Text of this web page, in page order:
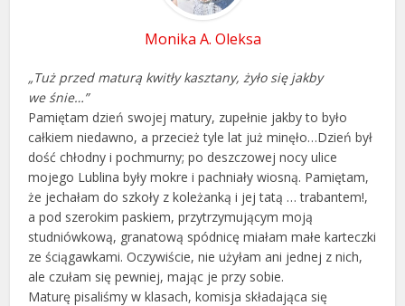
Monika A. Oleksa
„Tuż przed maturą kwitły kasztany, żyło się jakby
we śnie…”
Pamiętam dzień swojej matury, zupełnie jakby to było
całkiem niedawno, a przecież tyle lat już minęło…Dzień był
dość chłodny i pochmurny; po deszczowej nocy ulice
mojego Lublina były mokre i pachniały wiosną. Pamiętam,
że jechałam do szkoły z koleżanką i jej tatą … trabantem!,
a pod szerokim paskiem, przytrzymującym moją
studniówkową, granatową spódnicę miałam małe karteczki
ze ściągawkami. Oczywiście, nie użyłam ani jednej z nich,
ale czułam się pewniej, mając je przy sobie.
Maturę pisaliśmy w klasach, komisja składająca się